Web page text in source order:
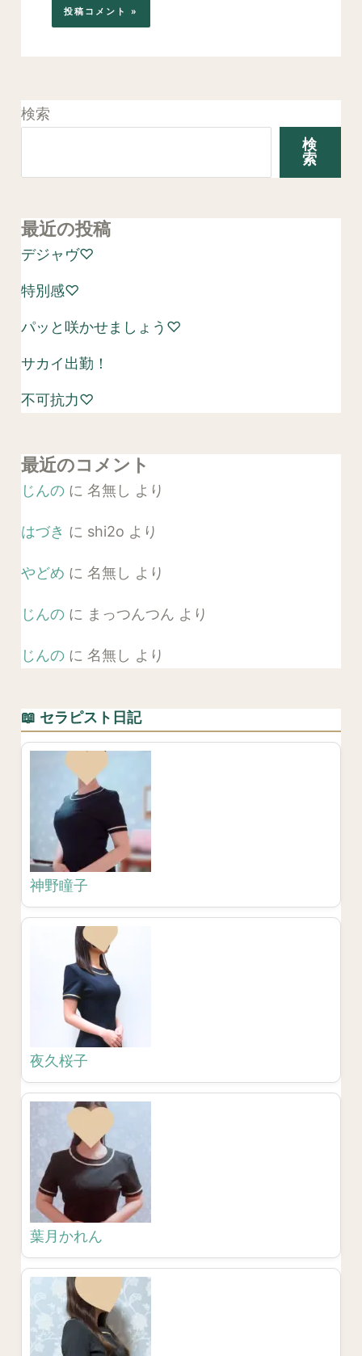
検索
検
索
最近の投稿
デジャヴ♡
特別感♡
パッと咲かせましょう♡
サカイ出勤！
不可抗力♡
最近のコメント
じんのに 名無し より
はづき に shi2o より
やどめ に 名無し より
じんのに まっつんつん より
じんのに 名無し より
📖 セラピスト日記
神野瞳子
夜久桜子
葉月かれん